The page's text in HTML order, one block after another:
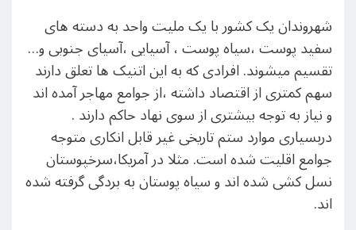
شهروندان یک کشور با یک ملیت واحد به دسته های
سفید پوست ،سیاه پوست ، آسیایی ،آسیای جنوبی و…
تقسیم میشوند. افرادی که به این اتنیک ها تعلق دارند
سهم کمتری از اقتصاد داشته ،از جوامع مهاجر آمده اند
و نیاز به توجه بیشتری از سوی نهاد حاکم دارند .
دربسیاری موارد ستم تاریخی غیر قابل انکاری متوجه
جوامع اقلیت شده است. مثلا در آمریکا،سرخپوستان
نسل کشی شده اند و سیاه پوستان به بردگی گرفته شده
اند.